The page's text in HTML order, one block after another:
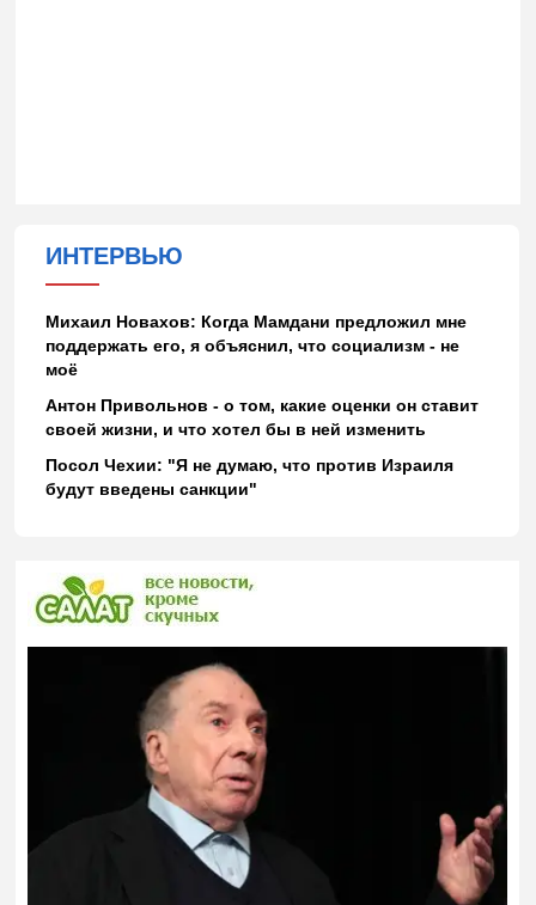
ИНТЕРВЬЮ
Михаил Новахов: Когда Мамдани предложил мне
поддержать его, я объяснил, что социализм - не
моё
Антон Привольнов - о том, какие оценки он ставит
своей жизни, и что хотел бы в ней изменить
Посол Чехии: "Я не думаю, что против Израиля
будут введены санкции"